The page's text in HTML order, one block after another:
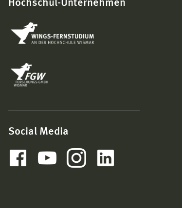
Hochschul-Unternehmen
Social Media